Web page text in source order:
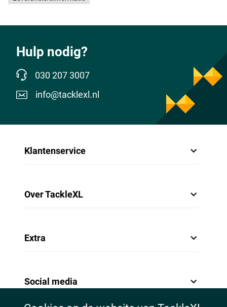
Hulp nodig?
030 207 3007
info@tacklexl.nl
Klantenservice
Over TackleXL
Extra
Social media